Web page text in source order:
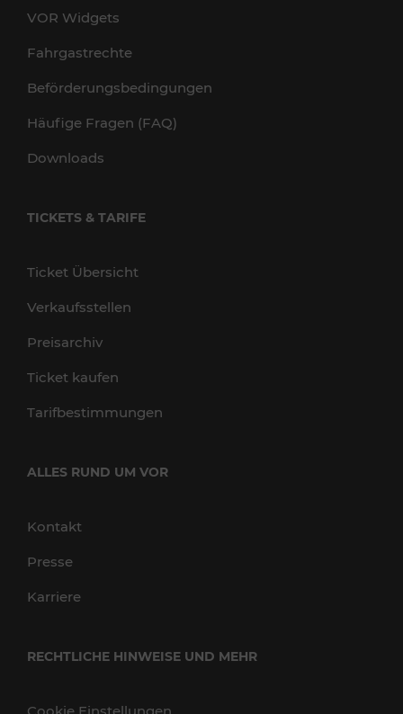
VOR Widgets
Fahrgastrechte
Beförderungsbedingungen
Häufige Fragen (FAQ)
Downloads
TICKETS & TARIFE
Ticket Übersicht
Verkaufsstellen
Preisarchiv
Ticket kaufen
Tarifbestimmungen
ALLES RUND UM VOR
Kontakt
Presse
Karriere
RECHTLICHE HINWEISE UND MEHR